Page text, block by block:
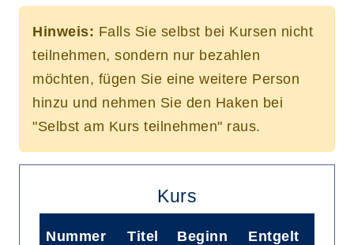
Hinweis: Falls Sie selbst bei Kursen nicht
teilnehmen, sondern nur bezahlen
möchten, fügen Sie eine weitere Person
hinzu und nehmen Sie den Haken bei
"Selbst am Kurs teilnehmen" raus.
Kurs
Nummer Titel Beginn Entgelt